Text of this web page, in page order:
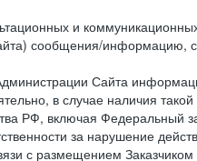
и
сообщения/информацию,
Администрации Сайта
в случае наличия
РФ, включая
за нарушение
с размещением